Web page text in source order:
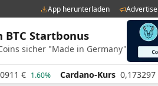
App herunterladen Advertise
BTC Startbonus
sicher "Made in Germany"
Cardano-Kurs 0,173297 € -0.70%